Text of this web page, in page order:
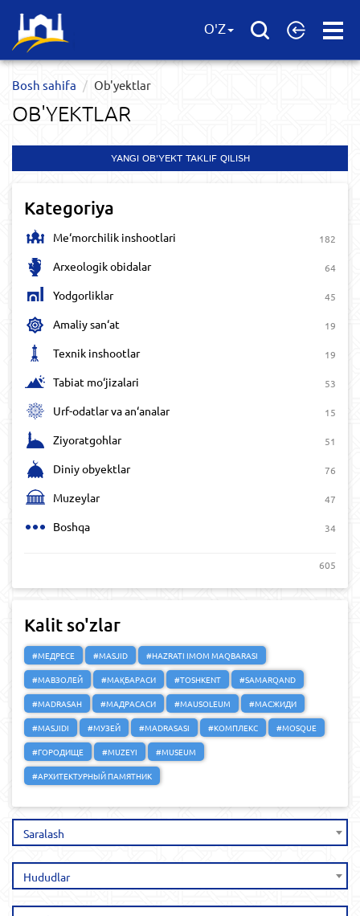
Open
O'Z
Bosh sahifa Ob'yektlar​
OB'YEKTLAR​
YANGI OB'YEKT TAKLIF QILISH
Kategoriya
Me‘morchilik inshootlari 182
Arxeologik obidalar 64
Yodgorliklar 45
Amaliy san‘at 19
Texnik inshootlar 19
Tabiat mo‘jizalari 53
Urf-odatlar va an‘analar 15
Ziyoratgohlar 51
Diniy obyektlar 76
Muzeylar 47
Boshqa 34
605
Kalit so'zlar
#МЕДРЕСЕ #MASJID
#HAZRATI IMOM MAQBARASI
#МАВЗОЛЕЙ
#МАҚБАРАСИ #TOSHKENT
#SAMARQAND
#MADRASAH
#МАДРАСАСИ #MAUSOLEUM
#МАСЖИДИ
#MASJIDI
#МУЗЕЙ #MADRASASI #КОМПЛЕКС
#MOSQUE
#ГОРОДИЩЕ
#MUZEYI
#MUSEUM
#АРХИТЕКТУРНЫЙ ПАМЯТНИК
Saralash
Hududlar